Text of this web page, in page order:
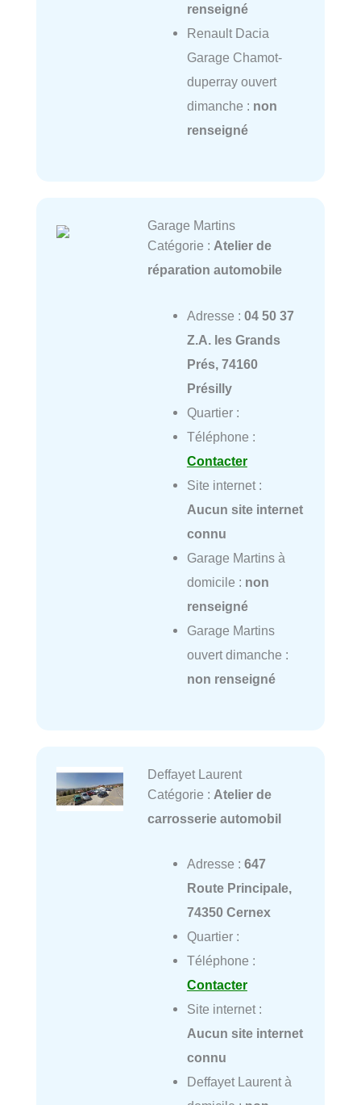
renseigné
Renault Dacia
Garage Chamot-
duperray ouvert
dimanche : non
renseigné
Garage Martins
Catégorie : Atelier de
réparation automobile
Adresse : 04 50 37
Z.A. les Grands
Prés, 74160
Présilly
Quartier :
Téléphone :
Contacter
Site internet :
Aucun site internet
connu
Garage Martins à
domicile : non
renseigné
Garage Martins
ouvert dimanche :
non renseigné
Deffayet Laurent
Catégorie : Atelier de
carrosserie automobil
Adresse : 647
Route Principale,
74350 Cernex
Quartier :
Téléphone :
Contacter
Site internet :
Aucun site internet
connu
Deffayet Laurent à